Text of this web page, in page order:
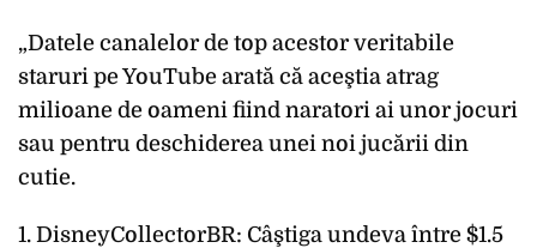
„Datele canalelor de top acestor veritabile
staruri pe YouTube arată că aceştia atrag
milioane de oameni fiind naratori ai unor jocuri
sau pentru deschiderea unei noi jucării din
cutie.
1. DisneyCollectorBR: Câştiga undeva între $1.5